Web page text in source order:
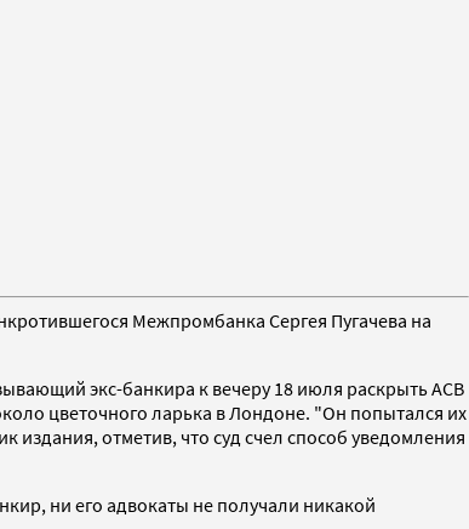
Межпромбанка Сергея Пугачева на
экс-банкира к вечеру 18 июля раскрыть АСВ
цветочного ларька в Лондоне. "Он попытался их
издания, отметив, что суд счел способ уведомления
ни его адвокаты не получали никакой